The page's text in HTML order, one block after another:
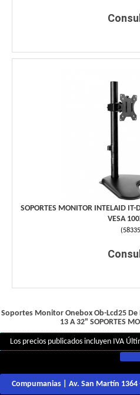
SOPORTES MONITOR INTELAID
VESA
(58335
Soportes Monitor Onebox Ob-Lcd25
13 A 32" SOPORTES
Los precios publicados incluyen IVA
Compumanias | Av. San Martín 1364